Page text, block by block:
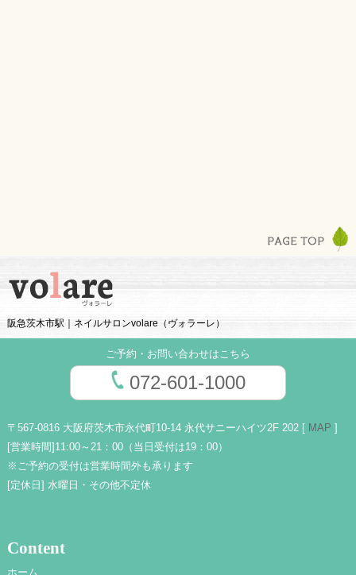
阪急茨木市駅｜ネイルサロンvolare（ヴォラーレ）
ご予約・お問い合わせはこちら
072-601-1000
〒567-0816 大阪府茨木市永代町10-14 永代サニーハイツ2F 202 [ MAP ]
[営業時間] 11:00～21：00（当日受付は19：00）
※ご予約の受付は営業時間外も承ります
[定休日] 水曜日・その他不定休
Content
ホーム